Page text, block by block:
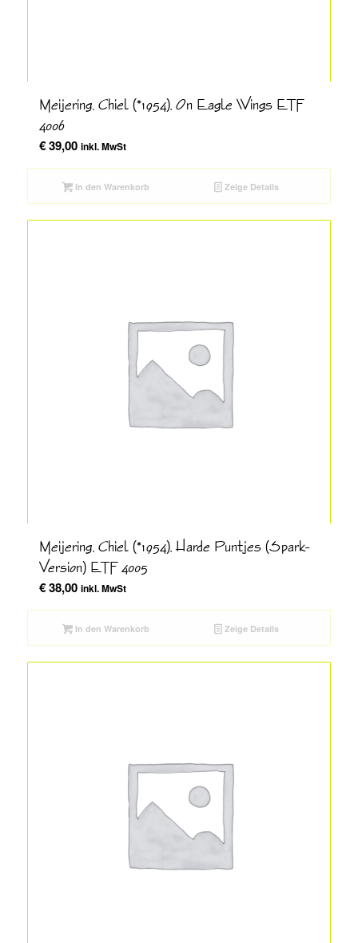
Meijering, Chiel (*1954), On Eagle Wings ETF
4006
€39,00 inkl. MwSt
In den Warenkorb Zeige Details
Meijering, Chiel (*1954), Harde Puntjes (Spark-
Version) ETF 4005
€38,00 inkl. MwSt
In den Warenkorb Zeige Details